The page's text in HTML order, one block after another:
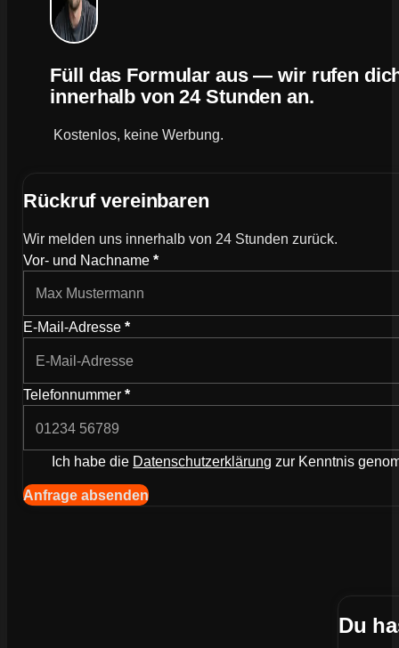
Rückruf vereinbaren
Wir melden uns innerhalb von 24 Stunden zurück.
Wie können wir dich kontaktieren?
Vor- und Nachname *
E-Mail-Adresse *
Telefonnummer *
Ich habe die Datenschutzerklärung zur Kenntnis
Navigation (Kopie) (Kopieren) (Kopieren)
Anfrage absenden
Füll das Formular aus — wir rufen
innerhalb von 24 Stunden an.
Kostenlos, keine Werbung.
Du